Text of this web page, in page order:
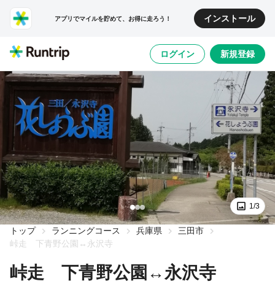
アプリでマイルを貯めて、お得に走ろう！ インストール
ログイン 新規登録
1/3
トップ ランニングコース 兵庫県
三田市
峠走 下青野公園↔永沢寺
峠走 下青野公園↔永沢寺